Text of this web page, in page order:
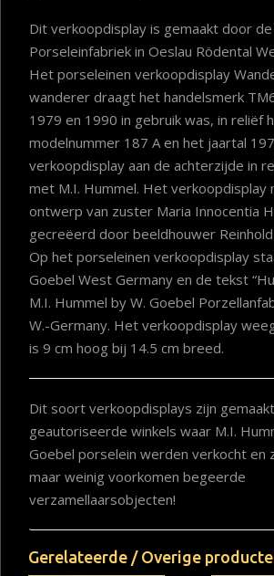
Dit verkoopdisplay is gemaakt door
Porseleinfabriek in Oeslau Rödental
Het porseleinen verkoopdisplay
wanderer draagt het handelsmerk
1979 en 1990 in gebruik was, in reliëf
modelnummer 187 A en het jaartal
verkoopdisplay aan de achterzijde in
met M.I. Hummel. Het verkoopdisplay
ontwerp van zuster Maria Innocentia
gecreëerd door beeldhouwer
Op het porseleinen verkoopdisplay
Goebel West Germany en de tekst
M.I. Hummel by W. Goebel
W.-Germany. Het verkoopdisplay
is 9 cm hoog bij 14.5 cm breed.
Dit soort verkoopdisplays zijn
geautoriseerde winkels waar M.I.
Goebel porselein werden verkocht en
maar weinig voorkomen begeerde
verzamellaarsobjecten!
Gerelateerde / Overige